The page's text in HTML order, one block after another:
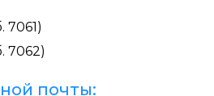
7061)
7062)
почты: